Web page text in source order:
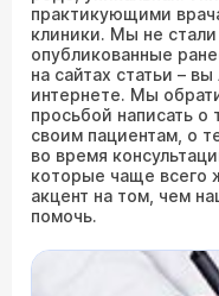
практикующими
клиники. Мы не
опубликованные
на сайтах статьи –
интернете. Мы
просьбой написать о
своим пациентам, о
во время
которые чаще всего
акцент на том, чем
помочь.